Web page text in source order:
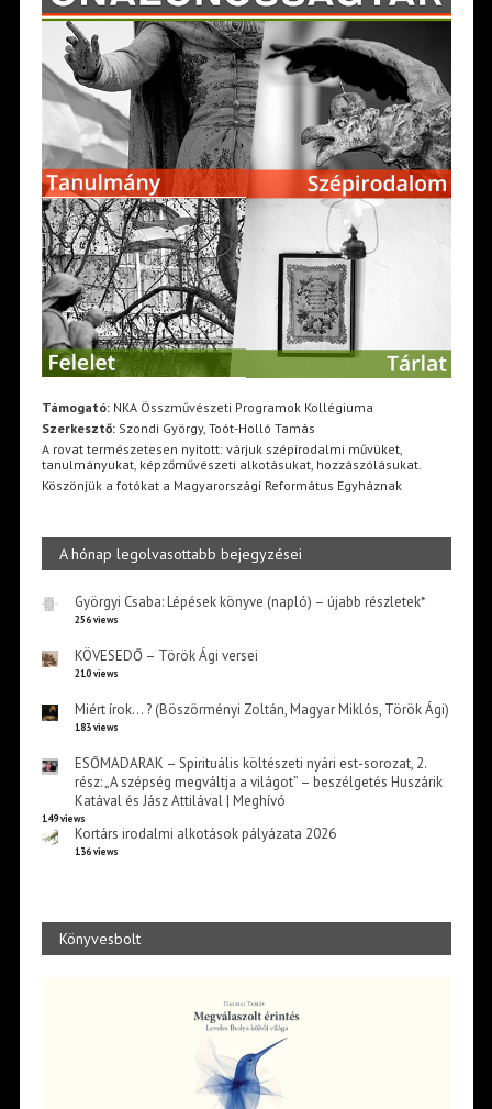
Támogató:NKA Összművészeti Programok Kollégiuma
Szerkesztő:Szondi György, Toót-Holló Tamás
A rovat természetesen nyitott: várjuk szépirodalmi művüket,
tanulmányukat, képzőművészeti alkotásukat, hozzászólásukat.
Köszönjük a fotókat a Magyarországi Református Egyháznak
A hónap legolvasottabb bejegyzései
Györgyi Csaba: Lépések könyve (napló) – újabb részletek*
256 views
KÖVESEDŐ – Török Ági versei
210 views
Miért írok… ? (Böszörményi Zoltán, Magyar Miklós, Török Ági)
183 views
ESŐMADARAK – Spirituális költészeti nyári est-sorozat, 2.
rész: „A szépség megváltja a világot” – beszélgetés Huszárik
Katával és Jász Attilával | Meghívó
149 views
Kortárs irodalmi alkotások pályázata 2026
136 views
Könyvesbolt